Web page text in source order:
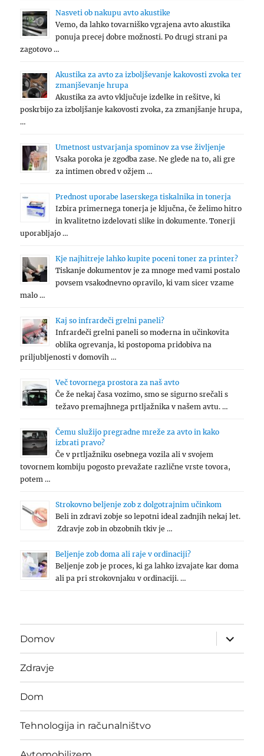
Nasveti ob nakupu avto akustike
Vemo, da lahko tovarniško vgrajena avto akustika
ponuja precej dobre možnosti. Po drugi strani pa
zagotovo …
Akustika za avto za izboljševanje kakovosti zvoka ter
zmanjševanje hrupa
Akustika za avto vključuje izdelke in rešitve, ki
poskrbijo za izboljšanje kakovosti zvoka, za zmanjšanje hrupa,
…
Umetnost ustvarjanja spominov za vse življenje
Vsaka poroka je zgodba zase. Ne glede na to, ali gre
za intimen obred v ožjem …
Prednost uporabe laserskega tiskalnika in tonerja
Izbira primernega tonerja je ključna, če želimo hitro
in kvalitetno izdelovati slike in dokumente. Tonerji
uporabljajo …
Kje najhitreje lahko kupite poceni toner za printer?
Tiskanje dokumentov je za mnoge med vami postalo
povsem vsakodnevno opravilo, ki vam sicer vzame
malo …
Kaj so infrardeči grelni paneli?
Infrardeči grelni paneli so moderna in učinkovita
oblika ogrevanja, ki postopoma pridobiva na
priljubljenosti v domovih …
Več tovornega prostora za naš avto
Če že nekaj časa vozimo, smo se sigurno srečali s
težavo premajhnega prtljažnika v našem avtu. …
Čemu služijo pregradne mreže za avto in kako
izbrati pravo?
Če v prtljažniku osebnega vozila ali v svojem
tovornem kombiju pogosto prevažate različne vrste tovora,
potem …
Strokovno beljenje zob z dolgotrajnim učinkom
Beli in zdravi zobje so lepotni ideal zadnjih nekaj let.
Zdravje zob in obzobnih tkiv je …
Beljenje zob doma ali raje v ordinaciji?
Beljenje zob je proces, ki ga lahko izvajate kar doma
ali pa pri strokovnjaku v ordinaciji. …
Domov
expand
child
menu
Zdravje
Dom
Tehnologija in računalništvo